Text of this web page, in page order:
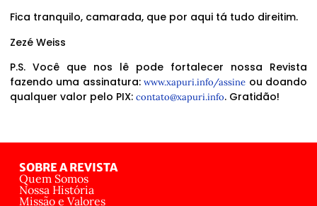
Fica tranquilo, camarada, que por aqui tá tudo direitim.
Zezé Weiss
P.S. Você que nos lê pode fortalecer nossa Revista
fazendo uma assinatura:www.xapuri.info/assine ou doando
qualquer valor pelo PIX: contato@xapuri.info. Gratidão!
SOBRE A REVISTA
Quem Somos
Nossa História
Missão e Valores